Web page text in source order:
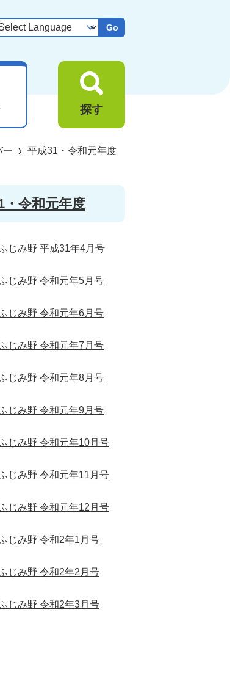
Go
探す
ー
平成31・令和元年度
・令和元年度
じみ野 平成31年4月号
じみ野 令和元年5月号
じみ野 令和元年6月号
じみ野 令和元年7月号
じみ野 令和元年8月号
じみ野 令和元年9月号
じみ野 令和元年10月号
じみ野 令和元年11月号
じみ野 令和元年12月号
じみ野 令和2年1月号
じみ野 令和2年2月号
じみ野 令和2年3月号